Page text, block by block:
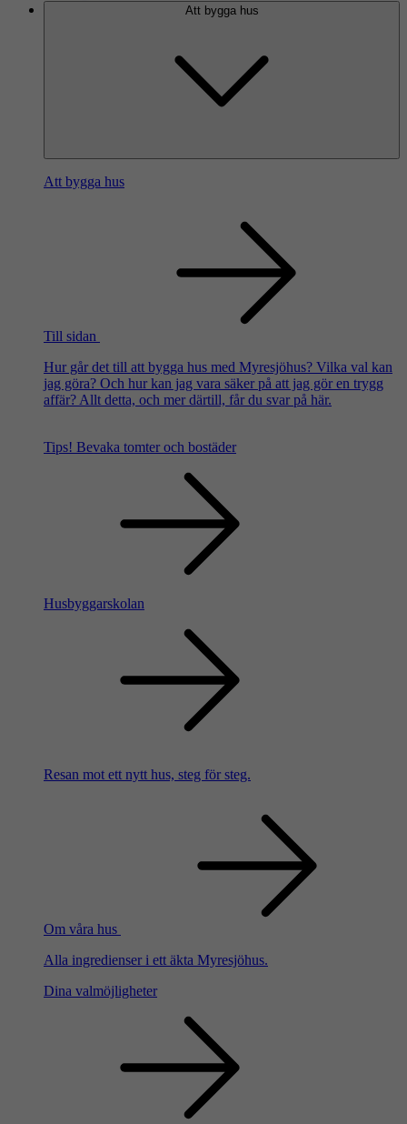
Att bygga hus
Att bygga hus
Till sidan
Hur går det till att bygga hus med Myresjöhus? Vilka val kan
jag göra? Och hur kan jag vara säker på att jag gör en trygg
affär? Allt detta, och mer därtill, får du svar på här.
Tips! Bevaka tomter och bostäder
Husbyggarskolan
Resan mot ett nytt hus, steg för steg.
Om våra hus
Alla ingredienser i ett äkta Myresjöhus.
Dina valmöjligheter